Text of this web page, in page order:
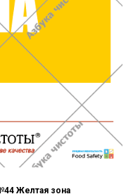
Желтая зона